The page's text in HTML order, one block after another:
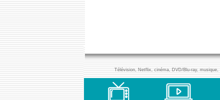
Télévision, Netflix, cinéma, DVD/Blu-ray,